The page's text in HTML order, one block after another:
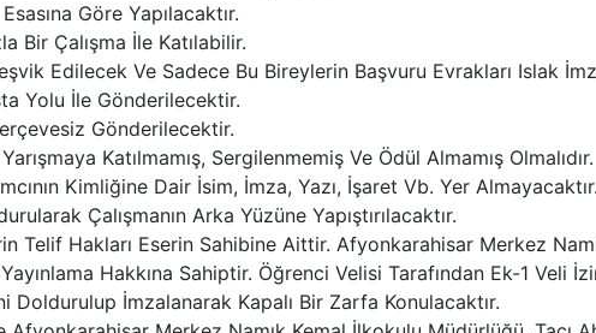
Göre Yapılacaktır.
Bir Çalışma İle Katılabilir.
Edilecek Ve Sadece Bu Bireylerin Başvuru Evrakları Islak
Yolu İle Gönderilecektir.
Gönderilecektir.
Katılmamış, Sergilenmemiş Ve Ödül Almamış Olmalıdır.
Kimliğine Dair İsim, İmza, Yazı, İşaret Vb. Yer Almayacaktır.
Çalışmanın Arka Yüzüne Yapıştırılacaktır.
Telif Hakları Eserin Sahibine Aittir. Afyonkarahisar Merkez
Hakkına Sahiptir. Öğrenci Velisi Tarafından Ek-1 Veli
Doldurulup İmzalanarak Kapalı Bir Zarfa Konulacaktır.